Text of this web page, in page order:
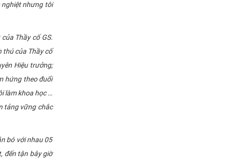
nghiệt nhưng tôi
Thầy cố GS.
thú của Thầy cố
Hiệu trưởng;
hứng theo đuổi
làm khoa học …
tảng vững chắc
bó với nhau 05
đến tận bây giờ